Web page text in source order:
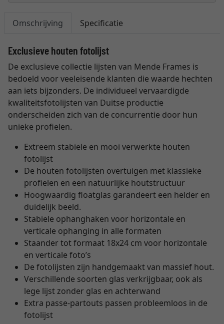
Omschrijving Specificatie
Exclusieve houten fotolijst
De exclusieve collectie lijsten van Mende Frames is
bedoeld voor veeleisende klanten die waarde hechten
aan iets bijzonders. De individueel vervaardigde
kwaliteitsfotolijsten van Duitse productie
onderscheiden zich van de concurrentie door hun
unieke profielen.
Extreem stabiele en mooi verwerkte houten
fotolijst
De houten fotolijsten overtuigen met klassieke
profielen en een natuurlijke houtstructuur
Hoogwaardig floatglas garandeert een helder en
duidelijk beeld.
Stabiele ophanghaken voor horizontale en
verticale ophanging in alle formaten
Staander tot formaat 18x24 cm voor horizontale
en verticale foto’s
De fotolijsten zijn handgemaakt van massief hout.
Verschillende soorten glas verkrijgbaar, ook als
lege lijst zonder glas en achterwand
Extra passe-partouts passen probleemloos in de
fotolijst